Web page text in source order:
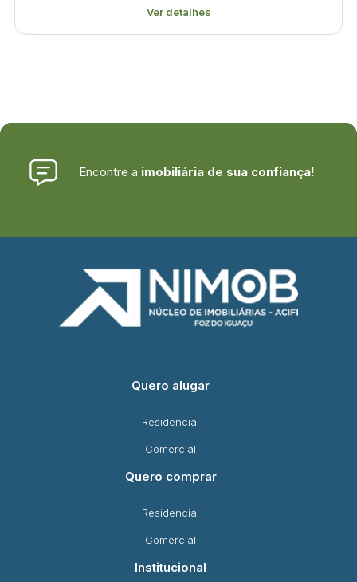
Ver detalhes
Encontre a imobiliária de sua confiança!
Quero alugar
Residencial
Comercial
Quero comprar
Residencial
Comercial
Institucional